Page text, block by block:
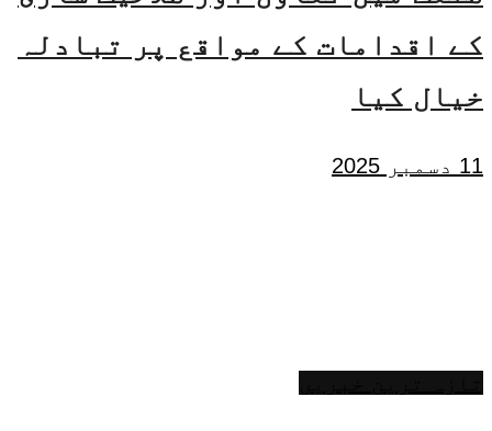
کے اقدامات کے مواقع پر تبادلہ
خیال کیا
11 دسمبر 2025